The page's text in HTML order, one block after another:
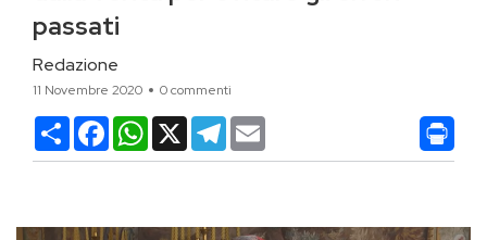
passati
Redazione
11 Novembre 2020 0 commenti
CondividiFacebookWhatsApp
X Telegram